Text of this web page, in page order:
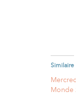
Similaire
Monde